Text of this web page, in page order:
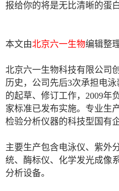
报给你的将是无比清晰的蛋
本文由北京六一生物编辑整
北京六一生物科技有限公司
历史，公司先后3次承担电
的起草、修订工作，2009年
家标准已发布实施。专业生
检验分析仪器的科技型国有企
主要生产包含电泳仪、紫外
统、酶标仪、化学发光成像
分析设备。